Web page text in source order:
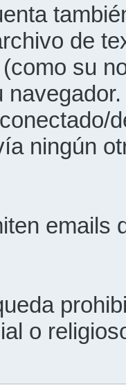
de
su
ningún
emails
o